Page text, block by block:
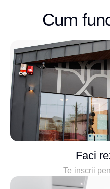
Cum
Faci
Te inscrii